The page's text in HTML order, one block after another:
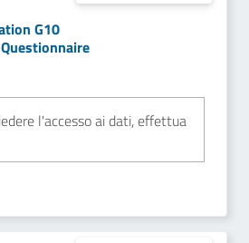
G10
l'accesso ai dati, effettua